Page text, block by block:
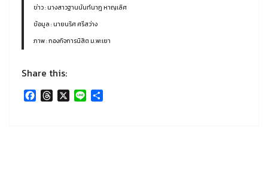
ข่าว : นางสาวฐานนันท์นาฎ หาญเลิศ
ข้อมูล : นายนริศ ศรีสว่าง
ภาพ : กองกิจการนิสิต ม.พะเยา
Share this:
Facebook
Threads
X Line